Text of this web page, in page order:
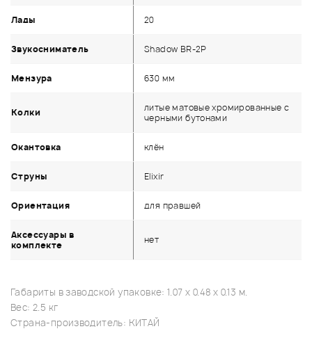
Лады 20
Звукосниматель Shadow BR-2P
Мензура 630 мм
Колки
литые матовые хромированные с
черными бутонами
Окантовка клён
Струны Elixir
Ориентация для правшей
Аксессуары в
комплекте
нет
Габариты в заводской упаковке: 1.07 x 0.48 x 0.13 м.
Вес: 2.5 кг
Страна-производитель: КИТАЙ